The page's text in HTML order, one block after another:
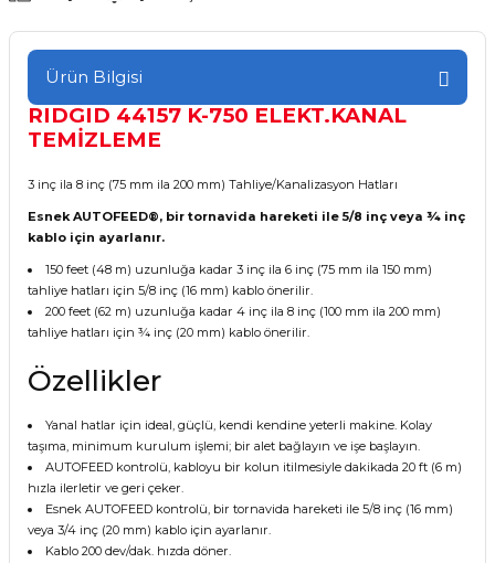
Ürün Bilgisi
RIDGID 44157 K-750 ELEKT.KANAL
TEMİZLEME
3 inç ila 8 inç (75 mm ila 200 mm) Tahliye/Kanalizasyon Hatları
Esnek AUTOFEED®, bir tornavida hareketi ile 5/8 inç veya ¾ inç
kablo için ayarlanır.
150 feet (48 m) uzunluğa kadar 3 inç ila 6 inç (75 mm ila 150 mm)
tahliye hatları için 5/8 inç (16 mm) kablo önerilir.
200 feet (62 m) uzunluğa kadar 4 inç ila 8 inç (100 mm ila 200 mm)
tahliye hatları için ¾ inç (20 mm) kablo önerilir.
Özellikler
Yanal hatlar için ideal, güçlü, kendi kendine yeterli makine. Kolay
taşıma, minimum kurulum işlemi; bir alet bağlayın ve işe başlayın.
AUTOFEED kontrolü, kabloyu bir kolun itilmesiyle dakikada 20 ft (6 m)
hızla ilerletir ve geri çeker.
Esnek AUTOFEED kontrolü, bir tornavida hareketi ile 5/8 inç (16 mm)
veya 3/4 inç (20 mm) kablo için ayarlanır.
Kablo 200 dev/dak. hızda döner.